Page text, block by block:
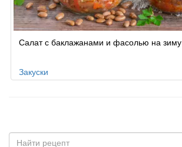
Салат с баклажанами и фасолью на зиму
Закуски